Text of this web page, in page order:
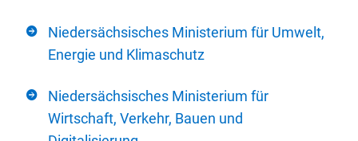
Niedersächsisches Ministerium für Umwelt,
Energie und Klimaschutz
Niedersächsisches Ministerium für
Wirtschaft, Verkehr, Bauen und